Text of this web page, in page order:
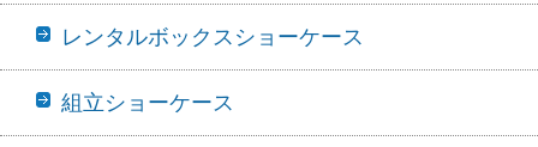
レンタルボックスショーケース
組立ショーケース